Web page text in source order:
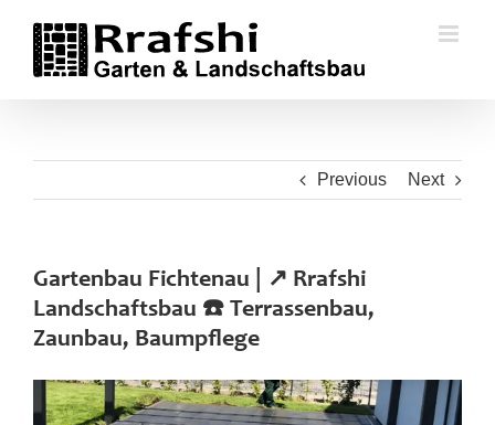
content
Previous Next
Gartenbau Fichtenau | ↗️ Rrafshi
Landschaftsbau ☎️ Terrassenbau,
Zaunbau, Baumpflege